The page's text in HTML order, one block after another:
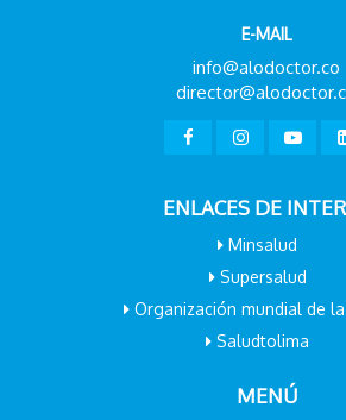
E-MAIL
info@alodoctor.co
ENLACES DE
Minsalud
Supersalud
Organización mundial de
Saludtolima
MENÚ